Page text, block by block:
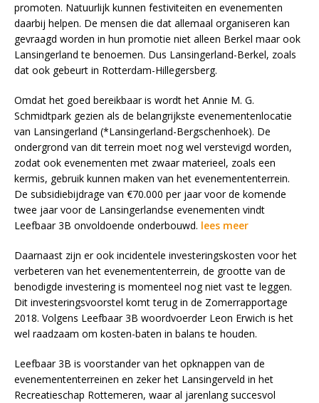
promoten. Natuurlijk kunnen festiviteiten en evenementen
daarbij helpen. De mensen die dat allemaal organiseren kan
gevraagd worden in hun promotie niet alleen Berkel maar ook
Lansingerland te benoemen. Dus Lansingerland-Berkel, zoals
dat ook gebeurt in Rotterdam-Hillegersberg.
Omdat het goed bereikbaar is wordt het Annie M. G.
Schmidtpark gezien als de belangrijkste evenementenlocatie
van Lansingerland (*Lansingerland-Bergschenhoek). De
ondergrond van dit terrein moet nog wel verstevigd worden,
zodat ook evenementen met zwaar materieel, zoals een
kermis, gebruik kunnen maken van het evenemententerrein.
De subsidiebijdrage van €70.000 per jaar voor de komende
twee jaar voor de Lansingerlandse evenementen vindt
Leefbaar 3B onvoldoende onderbouwd. lees meer
Daarnaast zijn er ook incidentele investeringskosten voor het
verbeteren van het evenemententerrein, de grootte van de
benodigde investering is momenteel nog niet vast te leggen.
Dit investeringsvoorstel komt terug in de Zomerrapportage
2018. Volgens Leefbaar 3B woordvoerder Leon Erwich is het
wel raadzaam om kosten-baten in balans te houden.
Leefbaar 3B is voorstander van het opknappen van de
evenemententerreinen en zeker het Lansingerveld in het
Recreatieschap Rottemeren, waar al jarenlang succesvol